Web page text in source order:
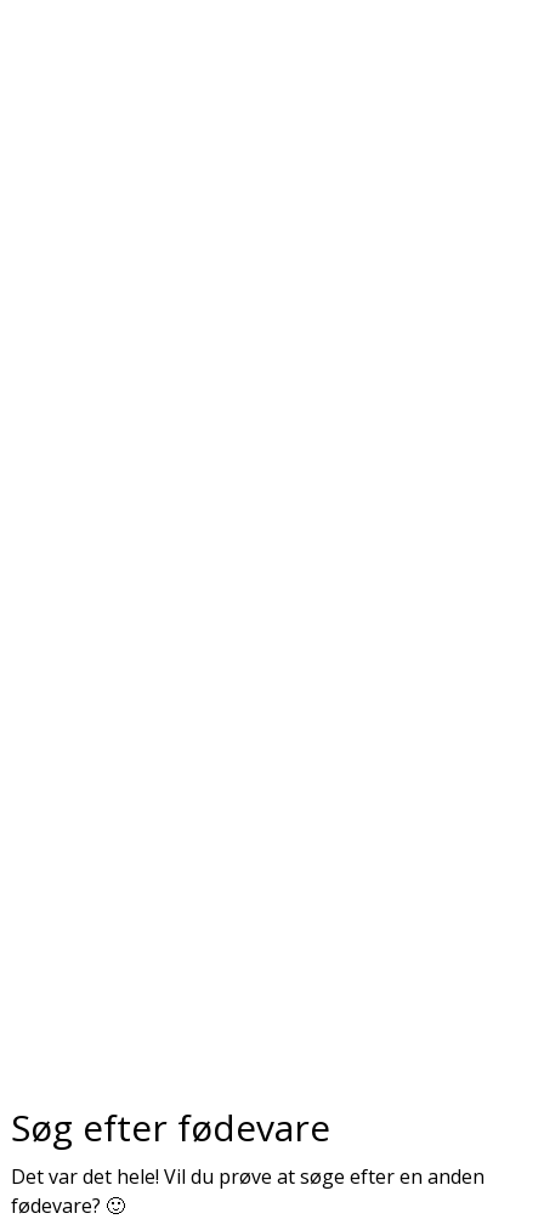
Søg efter fødevare
Det var det hele! Vil du prøve at søge efter en anden
fødevare? 🙂